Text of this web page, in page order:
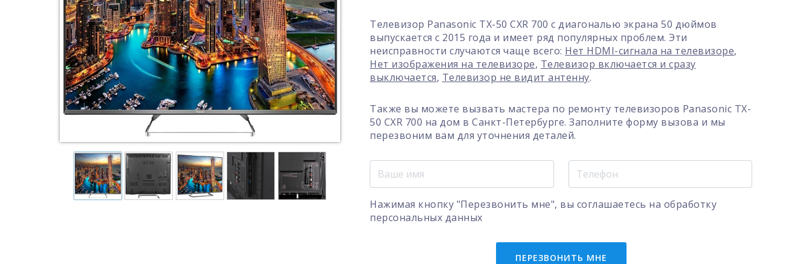
Телевизор Panasonic TX-50 CXR 700 с диагональю экрана 50 дюймов
выпускается с 2015 года и имеет ряд популярных проблем. Эти
неисправности случаются чаще всего: Нет HDMI-сигнала на телевизоре,
Нет изображения на телевизоре, Телевизор включается и сразу
выключается, Телевизор не видит антенну.
Также вы можете вызвать мастера по ремонту телевизоров Panasonic TX-
50 CXR 700 на дом в Санкт-Петербурге. Заполните форму вызова и мы
перезвоним вам для уточнения деталей.
Нажимая кнопку "Перезвонить мне", вы соглашаетесь на обработку
персональных данных
ПЕРЕЗВОНИТЬ МНЕ